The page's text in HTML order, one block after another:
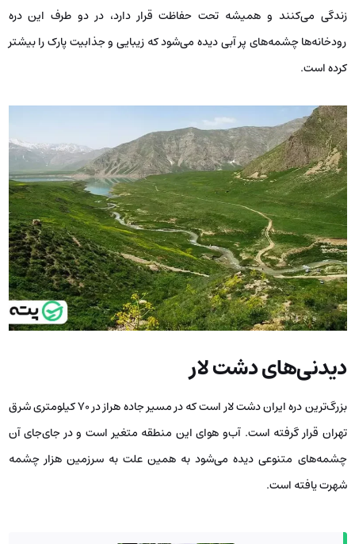
زندگی می‌کنند و همیشه تحت حفاظت قرار دارد، در دو طرف این دره
رودخانه‌ها چشمه‌های پر آبی دیده می‌شود که زیبایی و جذابیت پارک را بیشتر
کرده است.
دیدنی‌های دشت لار
بزرگ‌ترین دره ایران دشت لار است که در مسیر جاده هراز در 70 کیلومتری شرق
تهران قرار گرفته است. آب‌و هوای این منطقه متغیر است و در جای‌جای آن
چشمه‌های متنوعی دیده می‌شود به همین علت به سرزمین هزار چشمه
شهرت یافته است.